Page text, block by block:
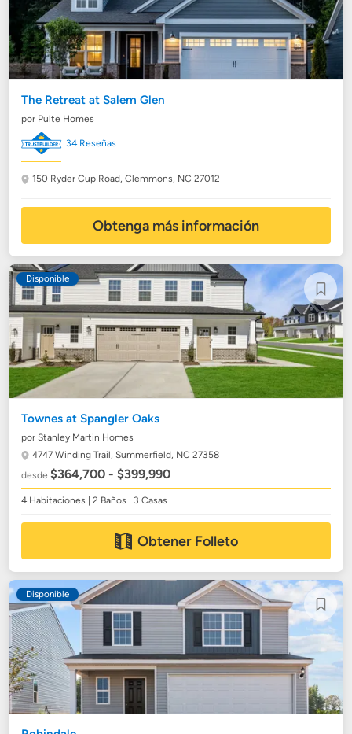
The Retreat at Salem Glen
por Pulte Homes
34 Reseñas
150 Ryder Cup Road,Clemmons, NC 27012
Obtenga más información
Disponible
Townes at Spangler Oaks
por Stanley Martin Homes
4747 Winding Trail,Summerfield, NC 27358
desde$364,700 - $399,990
4 Habitaciones | 2 Baños | 3 Casas
Obtener Folleto
Disponible